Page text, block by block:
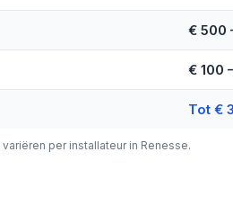
€ 500
€ 100
Tot €
per installateur in Renesse.